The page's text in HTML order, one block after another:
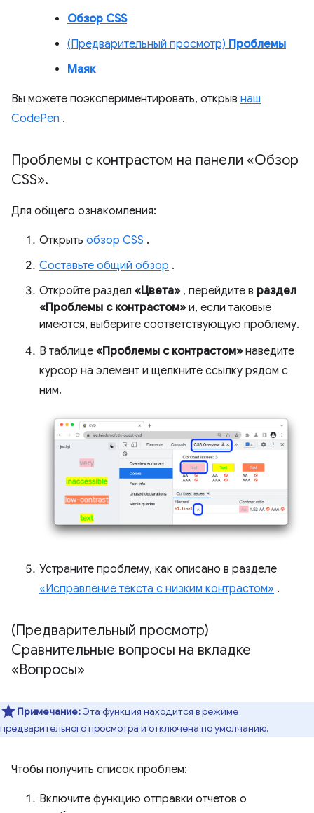
Обзор CSS
(Предварительный просмотр) Проблемы
Маяк
Вы можете поэкспериментировать, открыв наш
CodePen .
Проблемы с контрастом на панели «Обзор
CSS».
Для общего ознакомления:
Открыть обзор CSS .
Составьте общий обзор .
Откройте раздел «Цвета» , перейдите в раздел
«Проблемы с контрастом» и, если таковые
имеются, выберите соответствующую проблему.
В таблице «Проблемы с контрастом» наведите
курсор на элемент и щелкните ссылку рядом с
ним.
Устраните проблему, как описано в разделе
«Исправление текста с низким контрастом» .
(Предварительный просмотр)
Сравнительные вопросы на вкладке
«Вопросы»
Примечание:Эта функция находится в режиме
предварительного просмотра и отключена по умолчанию.
Чтобы получить список проблем:
Включите функцию отправки отчетов о